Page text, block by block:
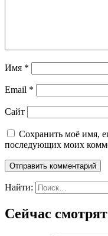
Имя *
Email *
Сайт
Сохранить моё имя,
последующих моих
Найти:
Сейчас